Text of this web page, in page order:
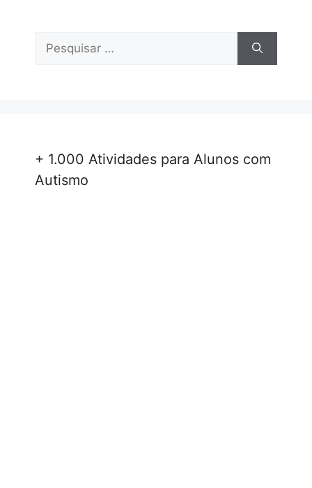
por:
+ 1.000 Atividades para Alunos com
Autismo